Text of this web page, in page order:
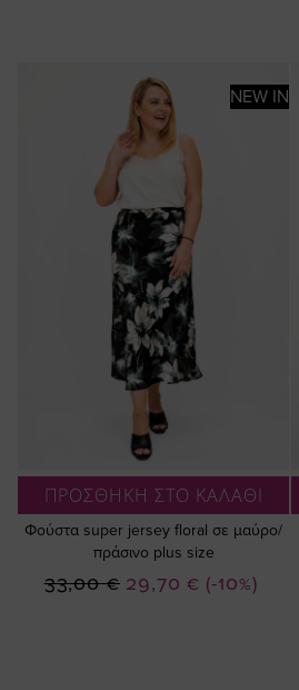
NEW IN
ΠΡΟΣΘΗΚΗ ΣΤΟ ΚΑΛΑΘΙ
Φούστα super jersey floral σε μαύρο/
πράσινο plus size
(-10%)
Ειδική
29,70 €
33,00 €